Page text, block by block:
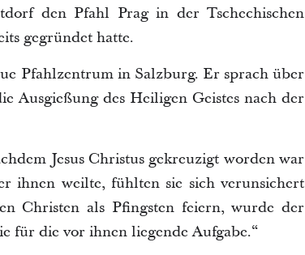
den Pfahl Prag in der Tschechischen
gegründet hatte.
Pfahlzentrum in Salzburg. Er sprach über
Ausgießung des Heiligen Geistes nach der
Jesus Christus gekreuzigt worden war
ihnen weilte, fühlten sie sich verunsichert
Christen als Pfingsten feiern, wurde der
für die vor ihnen liegende Aufgabe.“